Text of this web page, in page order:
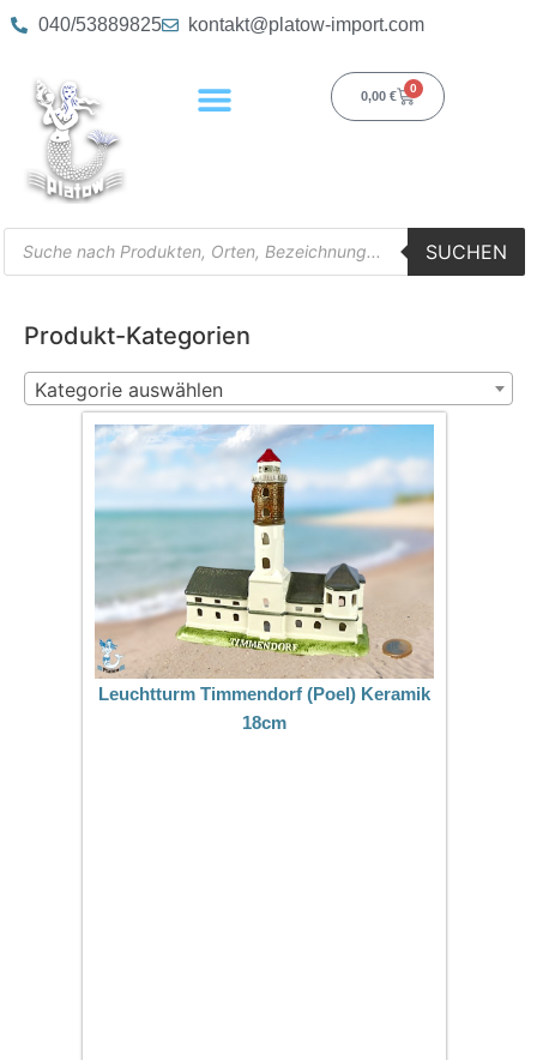
040/53889825 kontakt@platow-import.com
0,00 €
0
SUCHEN
Produkt-Kategorien
Kategorie auswählen
Leuchtturm Timmendorf (Poel) Keramik
18cm